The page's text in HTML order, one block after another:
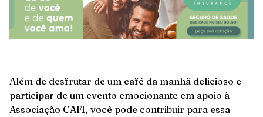
Além de desfrutar de um café da manhã delicioso e
participar de um evento emocionante em apoio à
Associação CAFI, você pode contribuir para essa